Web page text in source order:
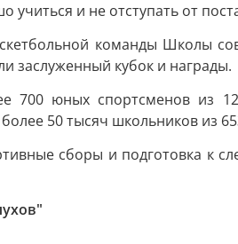
и не отступать от
команды Школы
заслуженный кубок и награды.
700 юных спортсменов из
50 тысяч школьников из
сборы и подготовка к